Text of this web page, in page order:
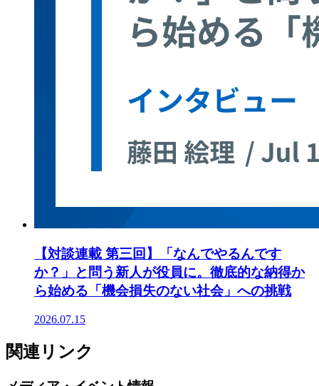
【対談連載 第三回】「なんでやるんです
か？」と問う新人が役員に。徹底的な納得か
ら始める「機会損失のない社会」への挑戦
2026.07.15
関連リンク